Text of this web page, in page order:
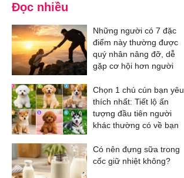
Đọc nhiều
Những người có 7 đặc
điểm này thường được
quý nhân nâng đỡ, dễ
gặp cơ hội hơn người
Chọn 1 chú cún bạn yêu
thích nhất: Tiết lộ ấn
tượng đầu tiên người
khác thường có về bạn
Có nên đựng sữa trong
cốc giữ nhiệt không?